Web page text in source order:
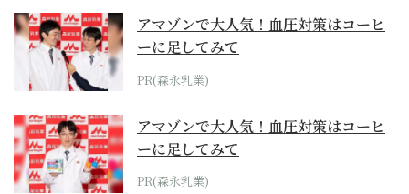
アマゾンで大人気！血圧対策はコーヒ
ーに足してみて
PR(森永乳業)
アマゾンで大人気！血圧対策はコーヒ
ーに足してみて
PR(森永乳業)